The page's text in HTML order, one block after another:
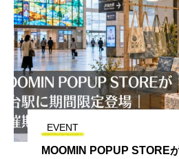
EVENT
MOOMIN POPUP STORE